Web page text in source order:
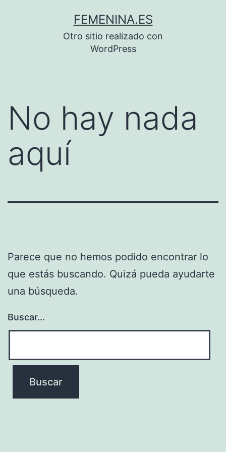
FEMENINA.ES
Otro sitio realizado con
WordPress
No hay nada
aquí
Parece que no hemos podido encontrar lo
que estás buscando. Quizá pueda ayudarte
una búsqueda.
Buscar...